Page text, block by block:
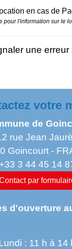
en cas de
pour l'information sur le
une
votre
de
rue Jean
Goincourt -
+33 3 44 45 14
par
d'ouverture
: 11 h à 14